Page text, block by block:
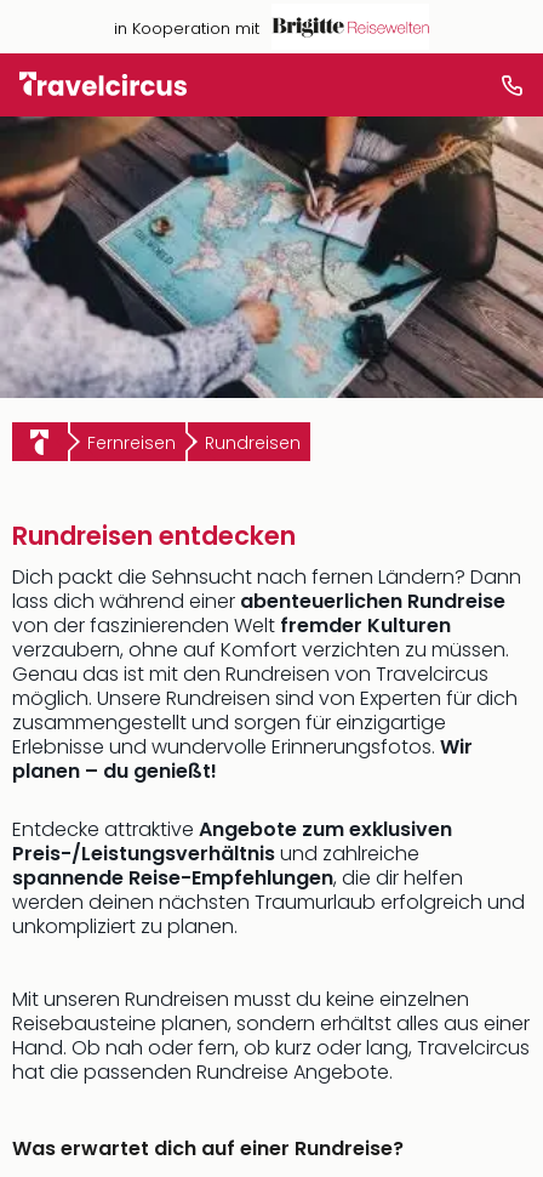
in Kooperation mit
Fernreisen Rundreisen
Rundreisen entdecken
Dich packt die Sehnsucht nach fernen Ländern? Dann
lass dich während einer abenteuerlichen Rundreise
von der faszinierenden Welt fremder Kulturen
verzaubern, ohne auf Komfort verzichten zu müssen.
Genau das ist mit den Rundreisen von Travelcircus
möglich. Unsere Rundreisen sind von Experten für dich
zusammengestellt und sorgen für einzigartige
Erlebnisse und wundervolle Erinnerungsfotos. Wir
planen – du genießt!
Entdecke attraktive Angebote zum exklusiven
Preis-/Leistungsverhältnisund zahlreiche
spannende Reise-Empfehlungen, die dir helfen
werden deinen nächsten Traumurlaub erfolgreich und
unkompliziert zu planen.
Mit unseren Rundreisen musst du keine einzelnen
Reisebausteine planen, sondern erhältst alles aus einer
Hand. Ob nah oder fern, ob kurz oder lang, Travelcircus
hat die passenden Rundreise Angebote.
Was erwartet dich auf einer Rundreise?